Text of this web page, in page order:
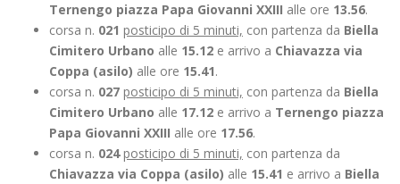
Ternengo piazza Papa Giovanni XXIII alle ore 13.56.
corsa n. 021 posticipo di 5 minuti, con partenza da Biella
Cimitero Urbano alle 15.12 e arrivo a Chiavazza via
Coppa (asilo) alle ore 15.41.
corsa n. 027 posticipo di 5 minuti, con partenza da Biella
Cimitero Urbano alle 17.12 e arrivo a Ternengo piazza
Papa Giovanni XXIII alle ore 17.56.
corsa n. 024posticipo di 5 minuti, con partenza da
Chiavazza via Coppa (asilo) alle 15.41 e arrivo a Biella